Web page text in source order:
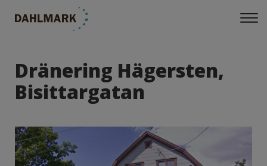
Dränering Hägersten,
Bisittargatan